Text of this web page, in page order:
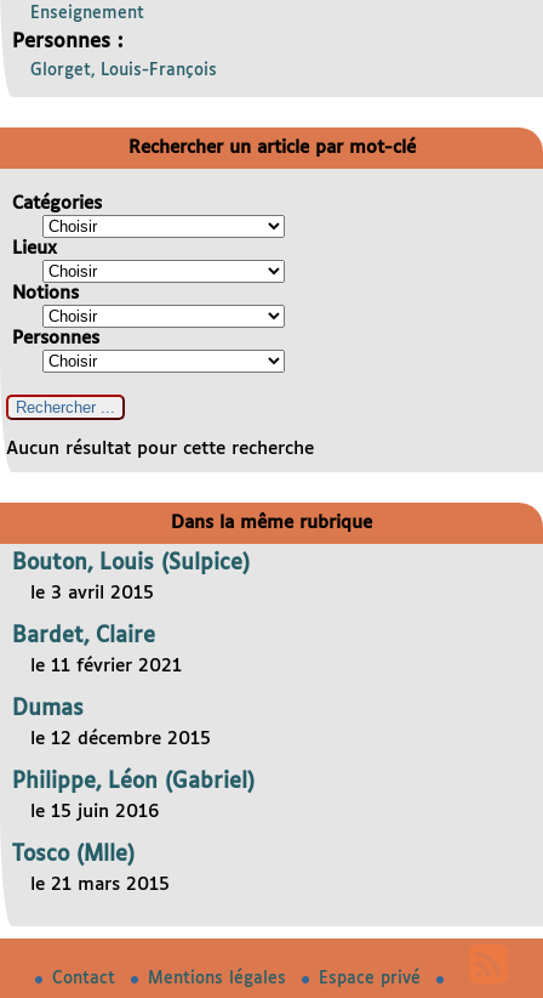
Enseignement
Personnes :
Glorget, Louis-François
Rechercher un article par mot-clé
Catégories
Lieux
Notions
Personnes
Aucun résultat pour cette recherche
Dans la même rubrique
Bouton, Louis (Sulpice)
le 3 avril 2015
Bardet, Claire
le 11 février 2021
Dumas
le 12 décembre 2015
Philippe, Léon (Gabriel)
le 15 juin 2016
Tosco (Mlle)
le 21 mars 2015
Contact Mentions légales Espace privé